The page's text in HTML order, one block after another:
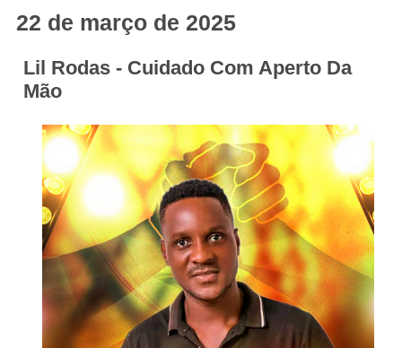
22 de março de 2025
Lil Rodas - Cuidado Com Aperto Da
Mão